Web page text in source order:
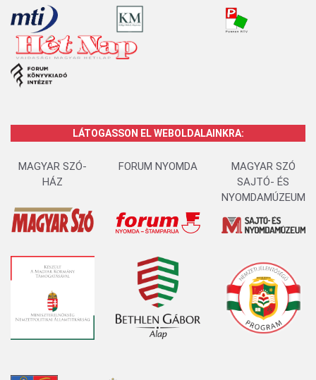
LÁTOGASSON EL WEBOLDALAINKRA:
MAGYAR SZÓ-
HÁZ
FORUM NYOMDA
MAGYAR SZÓ
SAJTÓ- ÉS
NYOMDAMÚZEUM